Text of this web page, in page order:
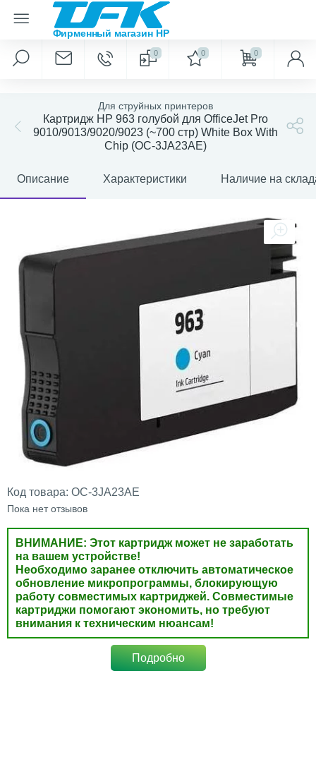
0 0 0
Для струйных принтеров
Картридж HP 963 голубой для OfficeJet Pro
9010/9013/9020/9023 (~700 стр) White Box With
Chip (OC-3JA23AE)
Описание Характеристики Наличие на
Код товара: OC-3JA23AE
Пока нет отзывов
ВНИМАНИЕ: Этот картридж может не заработать
на вашем устройстве!
Необходимо заранее отключить автоматическое
обновление микропрограммы, блокирующую
работу совместимых картриджей. Совместимые
картриджи помогают экономить, но требуют
внимания к техническим нюансам!
Подробно